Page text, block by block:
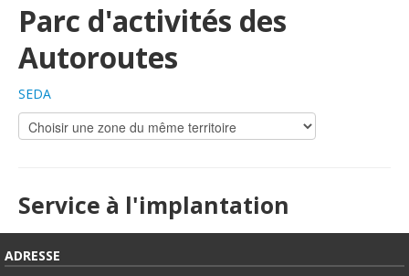
Parc d'activités des
Autoroutes
SEDA
Service à l'implantation
ADRESSE